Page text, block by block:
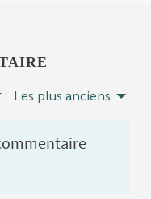
: Les plus anciens